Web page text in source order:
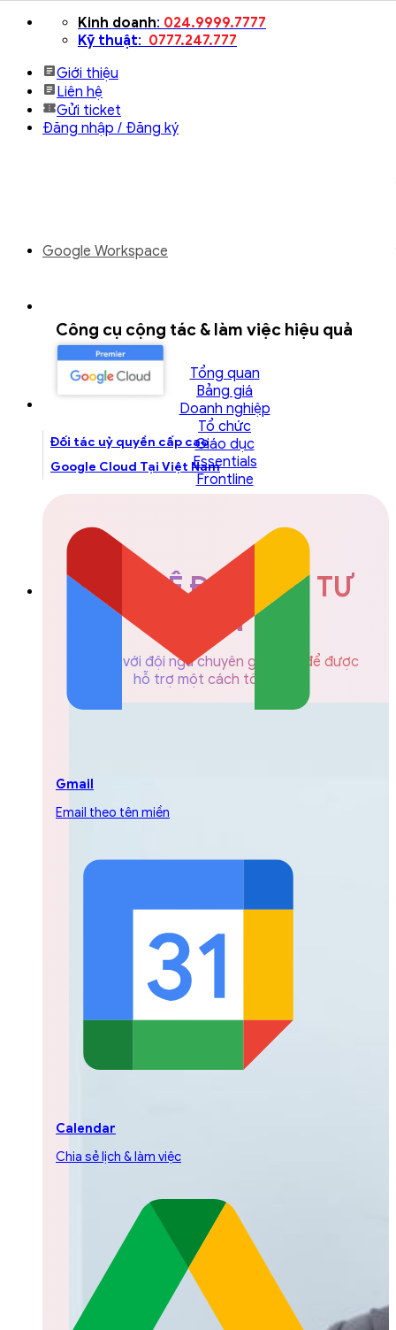
dung
Kinh doanh: 024.9999.7777
Kỹ thuật: 0777.247.777
Giới thiệu
Liên hệ
Gửi ticket
Đăng nhập / Đăng ký
Đối tác uỷ quyền cấp cao
Google Cloud Tại Việt Nam
LIÊN HỆ ĐỘI NGŨ TƯ
VẤN
Liên hệ với đội ngũ chuyên gia GCS để được
hỗ trợ một cách tốt nhất
Google Workspace
Công cụ cộng tác & làm việc hiệu quả
Tổng quan
Bảng giá
Doanh nghiệp
Tổ chức
Giáo dục
Essentials
Frontline
Gmail
Email theo tên miền
Calendar
Chia sẻ lịch & làm việc